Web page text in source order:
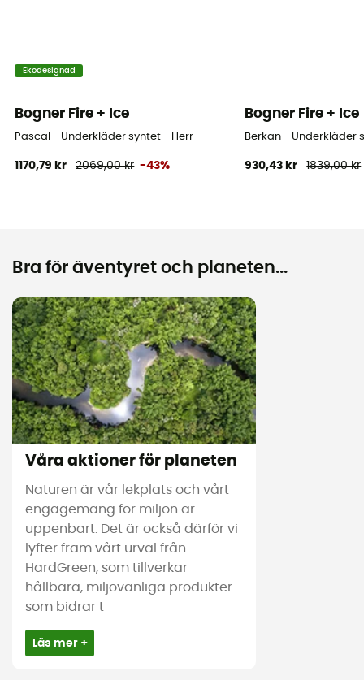
Ekodesignad
Bogner Fire + Ice
Pascal - Underkläder syntet - Herr
1170,79 kr 2069,00 kr -43%
Bogner Fire + Ice
Berkan - Underkläder
930,43 kr 1839,00 kr
Bra för äventyret och planeten...
Våra aktioner för planeten
Naturen är vår lekplats och vårt
engagemang för miljön är
uppenbart. Det är också därför vi
lyfter fram vårt urval från
HardGreen, som tillverkar
hållbara, miljövänliga produkter
som bidrar t
Läs mer +